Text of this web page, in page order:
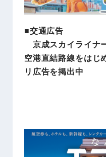
■交通広告
京成スカイライナ
空港直結路線をはじ
リ広告を掲出中